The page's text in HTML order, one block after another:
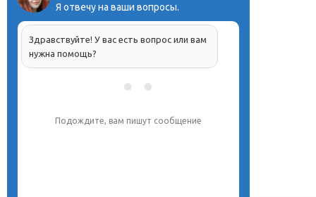
Я отвечу на ваши вопросы.
Здравствуйте! У вас есть вопрос или вам
нужна помощь?
Подождите, вам пишут сообщение